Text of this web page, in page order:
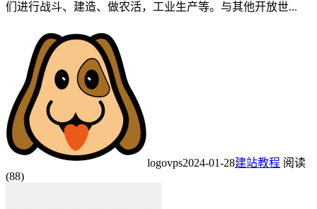
们进行战斗、建造、做农活，工业生产等。与其他开放世...
logovps2024-01-28建站教程 阅读
(88)